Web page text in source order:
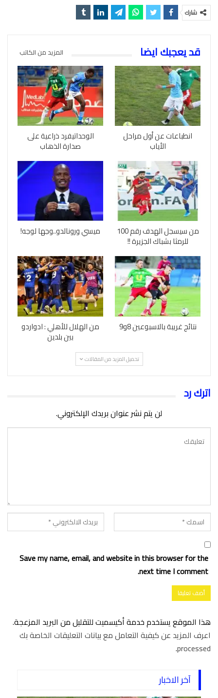
شارك
قد يعجبك ايضا المزيد من الكاتب
انطباعات عن أول مراحل
الأياب
الوحداتيفرد ذراعية على
صدارة الذهاب
من سيسجل الهدف رقم 100
للرمثا بشباك الجزيرة !!
ميسي ورونالدو..وجها لوجه!
نتائج غريبة بالاسبوعين 8و9 من الهلال للأهلي : ادواردو
بين بلدين
تحميل المزيد من المقالات
اترك رد
لن يتم نشر عنوان بريدك الإلكتروني.
Save my name, email, and website in this browser for the
next time I comment.
هذا الموقع يستخدم خدمة أكيسميت للتقليل من البريد المزعجة.
اعرف المزيد عن كيفية التعامل مع بيانات التعليقات الخاصة بك
processed
.
آخر الاخبار